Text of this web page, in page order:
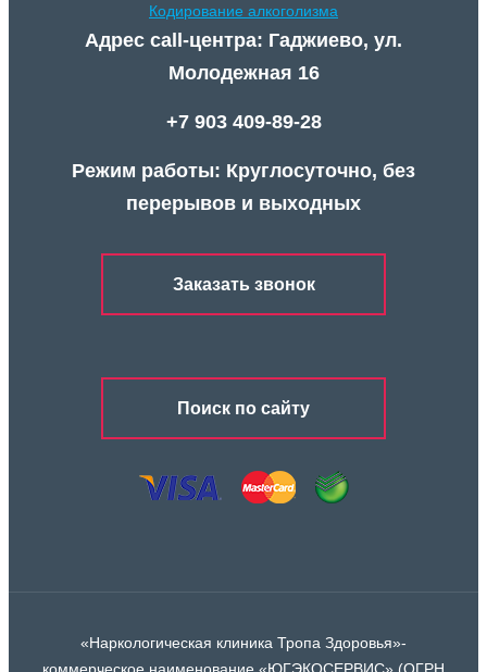
Кодирование алкоголизма
Адрес call-центра: Гаджиево, ул.
Молодежная 16
+7 903 409-89-28
Режим работы: Круглосуточно, без
перерывов и выходных
Заказать звонок
Поиск по сайту
«Наркологическая клиника Тропа Здоровья»-